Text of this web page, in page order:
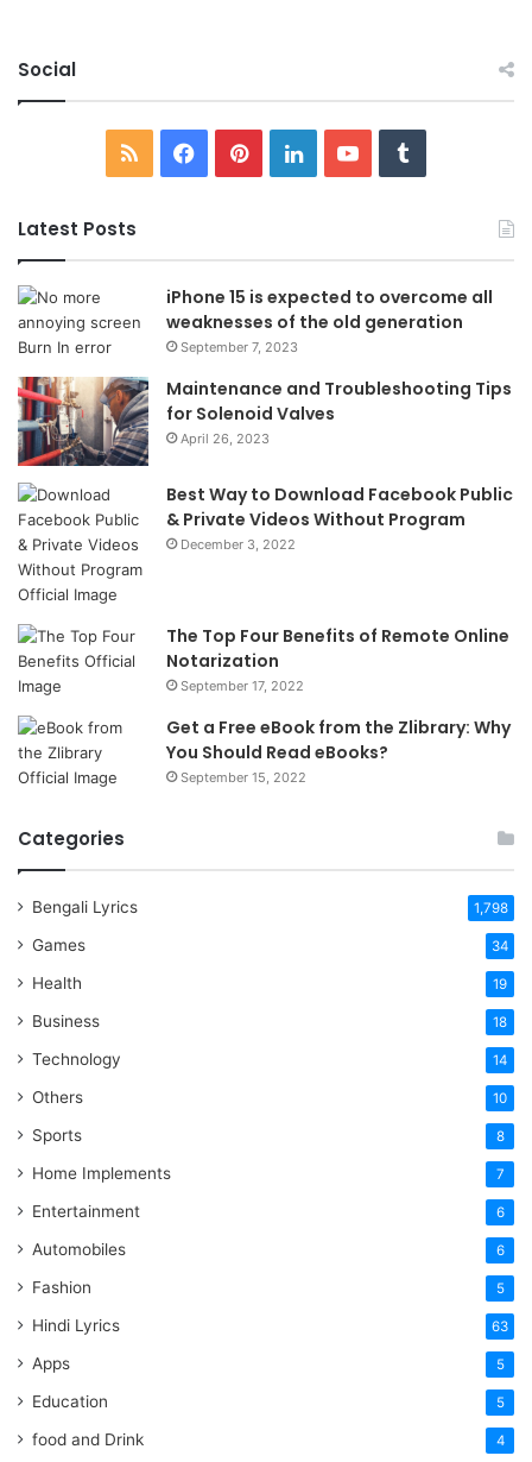
Social
RSS Facebook
PinterestLinkedInYouTubeTumblr
Latest Posts
iPhone 15 is expected to overcome all
weaknesses of the old generation
September 7, 2023
Maintenance and Troubleshooting Tips
for Solenoid Valves
April 26, 2023
Best Way to Download Facebook Public
& Private Videos Without Program
December 3, 2022
The Top Four Benefits of Remote Online
Notarization
September 17, 2022
Get a Free eBook from the Zlibrary: Why
You Should Read eBooks?
September 15, 2022
Categories
Bengali Lyrics 1,798
Games 34
Health 19
Business 18
Technology 14
Others 10
Sports 8
Home Implements 7
Entertainment 6
Automobiles 6
Fashion 5
Hindi Lyrics 63
Apps 5
Education 5
food and Drink 4